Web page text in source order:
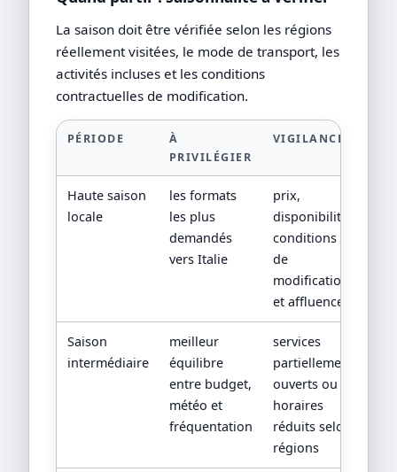
La saison doit être vérifiée selon les régions
réellement visitées, le mode de transport, les
activités incluses et les conditions
contractuelles de modification.
PÉRIODE
À
PRIVILÉGIER
VIGILANCE
Haute saison
locale
les formats
les plus
demandés
vers Italie
prix,
disponibilité,
conditions
de
modification
et affluence
Saison
intermédiaire
meilleur
équilibre
entre budget,
météo et
fréquentation
services
partiellement
ouverts ou
horaires
réduits selon
régions